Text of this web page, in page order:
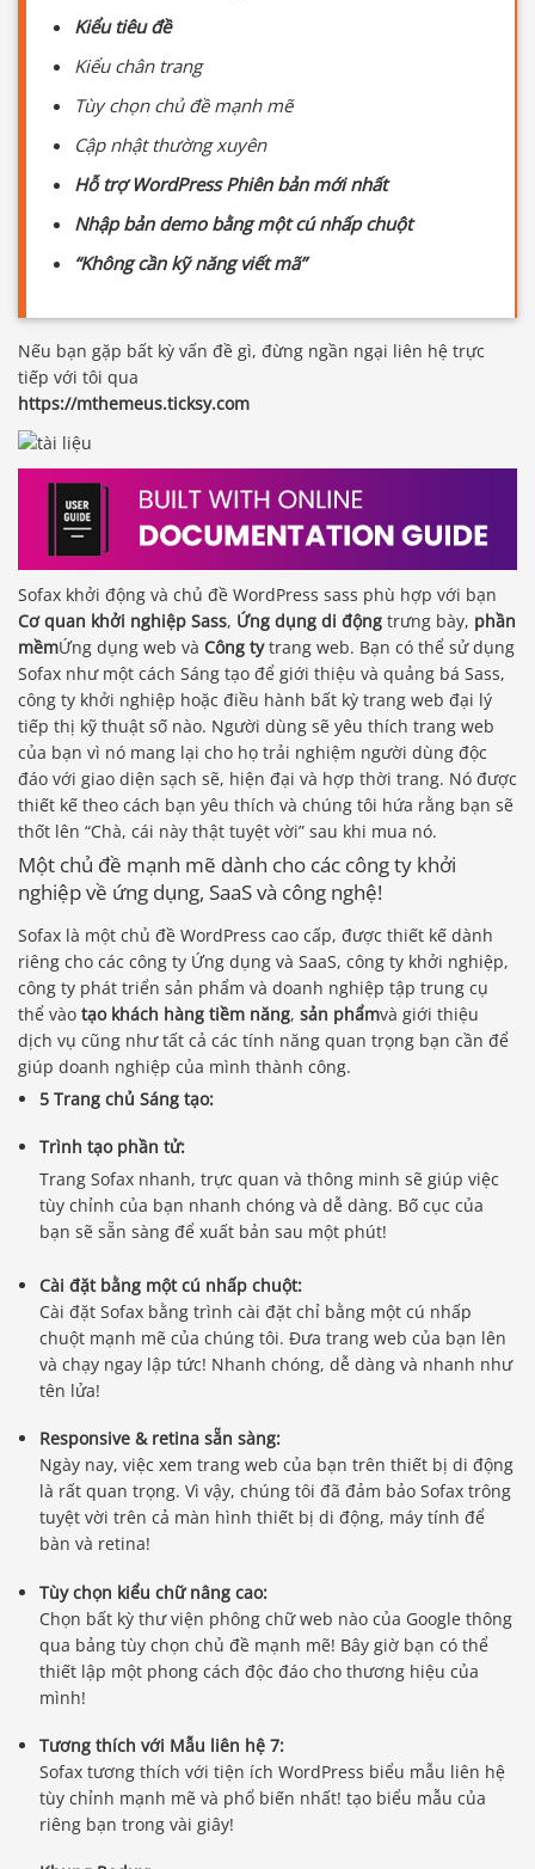
Kiểu tiêu đề
Kiểu chân trang
Tùy chọn chủ đề mạnh mẽ
Cập nhật thường xuyên
Hỗ trợ WordPress Phiên bản mới nhất
Nhập bản demo bằng một cú nhấp chuột
“Không cần kỹ năng viết mã”
Nếu bạn gặp bất kỳ vấn đề gì, đừng ngần ngại liên hệ trực
tiếp với tôi qua
https://mthemeus.ticksy.com
Sofax khởi động và chủ đề WordPress sass phù hợp với bạn
Cơ quan khởi nghiệp Sass, Ứng dụng di động trưng bày, phần
mềmỨng dụng web và Công tytrang web. Bạn có thể sử dụng
Sofax như một cách Sáng tạo để giới thiệu và quảng bá Sass,
công ty khởi nghiệp hoặc điều hành bất kỳ trang web đại lý
tiếp thị kỹ thuật số nào. Người dùng sẽ yêu thích trang web
của bạn vì nó mang lại cho họ trải nghiệm người dùng độc
đáo với giao diện sạch sẽ, hiện đại và hợp thời trang. Nó được
thiết kế theo cách bạn yêu thích và chúng tôi hứa rằng bạn sẽ
thốt lên “Chà, cái này thật tuyệt vời” sau khi mua nó.
Một chủ đề mạnh mẽ dành cho các công ty khởi
nghiệp về ứng dụng, SaaS và công nghệ!
Sofax là một chủ đề WordPress cao cấp, được thiết kế dành
riêng cho các công ty Ứng dụng và SaaS, công ty khởi nghiệp,
công ty phát triển sản phẩm và doanh nghiệp tập trung cụ
thể vào tạo khách hàng tiềm năng, sản phẩmvà giới thiệu
dịch vụ cũng như tất cả các tính năng quan trọng bạn cần để
giúp doanh nghiệp của mình thành công.
5 Trang chủ Sáng tạo:
Trình tạo phần tử:
Trang Sofax nhanh, trực quan và thông minh sẽ giúp việc
tùy chỉnh của bạn nhanh chóng và dễ dàng. Bố cục của
bạn sẽ sẵn sàng để xuất bản sau một phút!
Cài đặt bằng một cú nhấp chuột:
Cài đặt Sofax bằng trình cài đặt chỉ bằng một cú nhấp
chuột mạnh mẽ của chúng tôi. Đưa trang web của bạn lên
và chạy ngay lập tức! Nhanh chóng, dễ dàng và nhanh như
tên lửa!
Responsive & retina sẵn sàng:
Ngày nay, việc xem trang web của bạn trên thiết bị di động
là rất quan trọng. Vì vậy, chúng tôi đã đảm bảo Sofax trông
tuyệt vời trên cả màn hình thiết bị di động, máy tính để
bàn và retina!
Tùy chọn kiểu chữ nâng cao:
Chọn bất kỳ thư viện phông chữ web nào của Google thông
qua bảng tùy chọn chủ đề mạnh mẽ! Bây giờ bạn có thể
thiết lập một phong cách độc đáo cho thương hiệu của
mình!
Tương thích với Mẫu liên hệ 7:
Sofax tương thích với tiện ích WordPress biểu mẫu liên hệ
tùy chỉnh mạnh mẽ và phổ biến nhất! tạo biểu mẫu của
riêng bạn trong vài giây!